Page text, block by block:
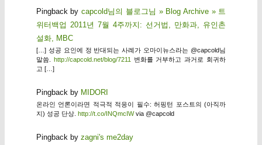
Pingback bycapcold님의 블로그님 » Blog Archive » 트
위터백업 2011년 7월 4주까지: 선거법, 만화과, 유인촌
설화, MBC
[…] 성공 요인에 정 반대되는 사례가 오마이뉴스라는 @capcold님
말씀. http://capcold.net/blog/7211
변화를 거부하고 과거로 회귀하
고 […]
Pingback by MIDORI
온라인 언론이라면 적극적 적응이 필수: 허핑턴 포스트의 (아직까
지) 성공 단상. http://t.co/INQmcIWvia @capcold
Pingback by zagni's me2day